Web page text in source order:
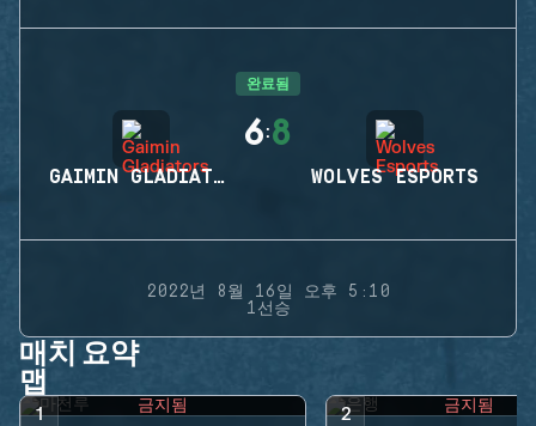
완료됨
GAIMIN GLADIATORS
6:8
WOLVES ESPORTS
2022년 8월 16일 오후 5:10
1선승
매치 요약
맵
1 금지됨 2 금지됨